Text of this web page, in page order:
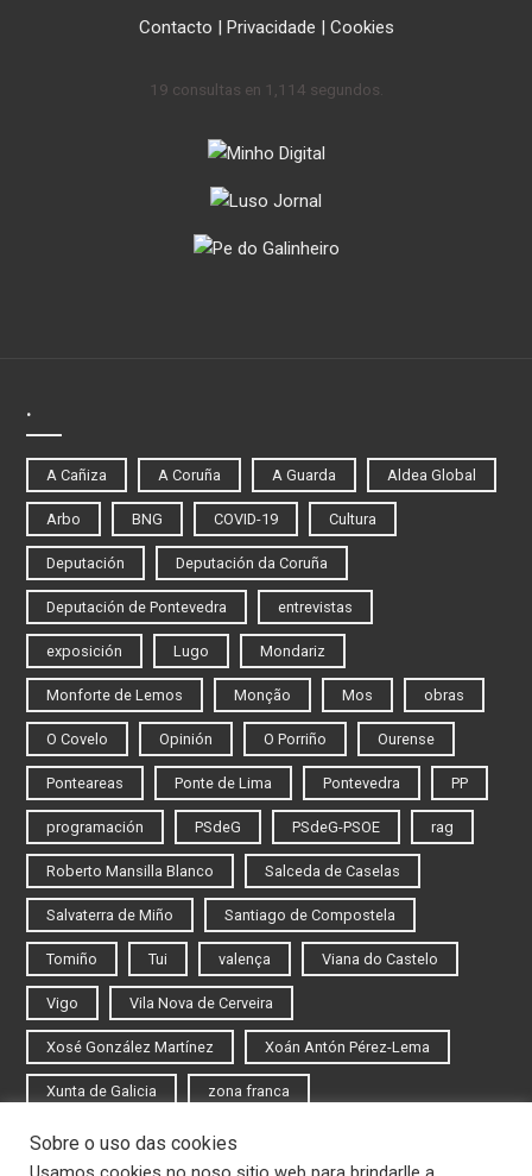
Contacto | Privacidade | Cookies
19 consultas en 1,114 segundos.
.
A Cañiza A Coruña A Guarda Aldea Global
Arbo BNG COVID-19 Cultura
Deputación Deputación da Coruña
Deputación de Pontevedra entrevistas
exposición Lugo Mondariz
Monforte de Lemos Monção Mos obras
O Covelo Opinión O Porriño Ourense
Ponteareas Ponte de Lima Pontevedra PP
programación PSdeG PSdeG-PSOE rag
Roberto Mansilla Blanco Salceda de Caselas
Salvaterra de Miño Santiago de Compostela
Tomiño Tui valença Viana do Castelo
Vigo Vila Nova de Cerveira
Xosé González Martínez Xoán Antón Pérez-Lema
Xunta de Galicia zona franca
Iniciar sesión
Sobre o uso das cookies